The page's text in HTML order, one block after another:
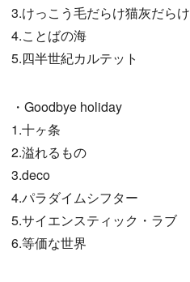
3.けっこう毛だらけ猫灰だらけ
4.ことばの海
5.四半世紀カルテット
・Goodbye holiday
1.十ヶ条
2.溢れるもの
3.deco
4.パラダイムシフター
5.サイエンスティック・ラブ
6.等価な世界